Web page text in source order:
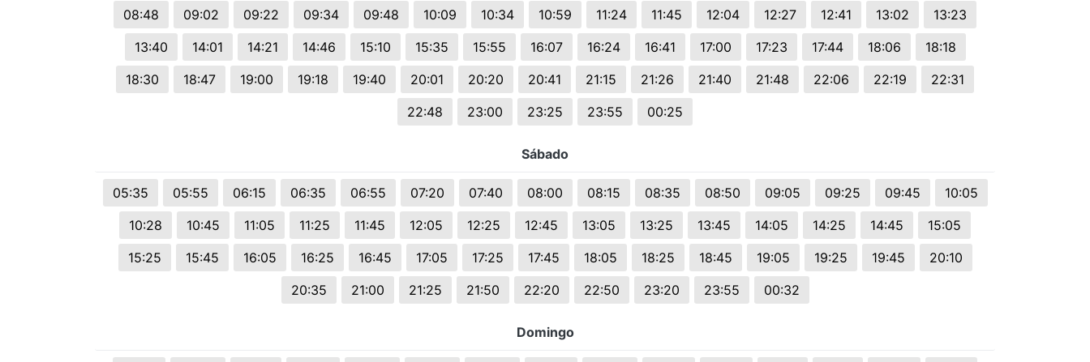
08:48
09:02 09:22 09:34 09:48 10:09 10:34 10:59 11:24 11:45 12:04 12:27 12:41 13:02
13:23
13:40
14:01 14:21 14:46 15:10 15:35 15:55 16:07 16:24 16:41 17:00 17:23 17:44 18:06
18:18
18:30
18:47 19:00 19:18 19:40 20:01 20:20 20:41 21:15 21:26 21:40 21:48 22:06 22:19
22:31
22:48
23:00 23:25 23:55 00:25
Sábado
05:35 05:55 06:15 06:35 06:55 07:20 07:40 08:00 08:15 08:35 08:50 09:05 09:25 09:45
10:05
10:28
10:45 11:05 11:25 11:45 12:05 12:25 12:45 13:05 13:25 13:45 14:05 14:25 14:45
15:05
15:25
15:45 16:05 16:25 16:45 17:05 17:25 17:45 18:05 18:25 18:45 19:05 19:25 19:45
20:10
20:35
21:00 21:25 21:50 22:20 22:50 23:20 23:55 00:32
Domingo